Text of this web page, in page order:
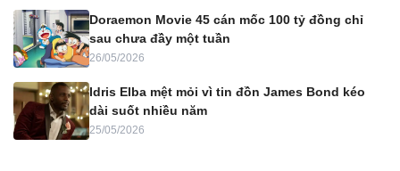
Doraemon Movie 45 cán mốc 100 tỷ đồng chỉ
sau chưa đầy một tuần
26/05/2026
Idris Elba mệt mỏi vì tin đồn James Bond kéo
dài suốt nhiều năm
25/05/2026